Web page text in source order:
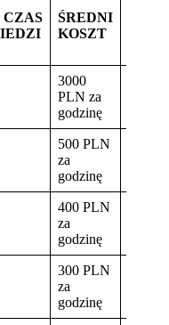
CZAS
ŚREDNI
KOSZT
3000
PLN za
godzinę
500 PLN
za
godzinę
400 PLN
za
godzinę
300 PLN
za
godzinę